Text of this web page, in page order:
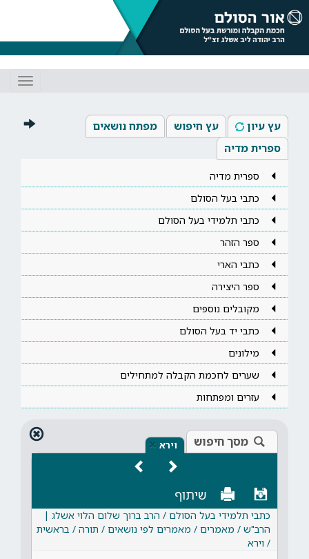
עץ עיון עץ חיפוש
מפתח נושאים
ספרית מדיה
ספרית מדיה
כתבי בעל הסולם
כתבי תלמידי בעל הסולם
ספר הזהר
כתבי הארי
ספר היצירה
מקובלים נוספים
כתבי יד בעל הסולם
מילונים
שערים לחכמת הקבלה למתחילים
עזרים ומפתחות
מסך חיפוש וירא ×
שיתוף
כתבי תלמידי בעל הסולם / הרב ברוך שלום הלוי אשלג |
הרב"ש / מאמרים / מאמרים לפי נושאים / תורה / בראשית
/ וירא